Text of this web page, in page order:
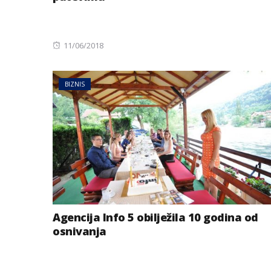
Posted
11/06/2018
BIZNIS
Agencija Info 5 obilježila 10 godina od
osnivanja
BIZNIS
Energetski
niskog